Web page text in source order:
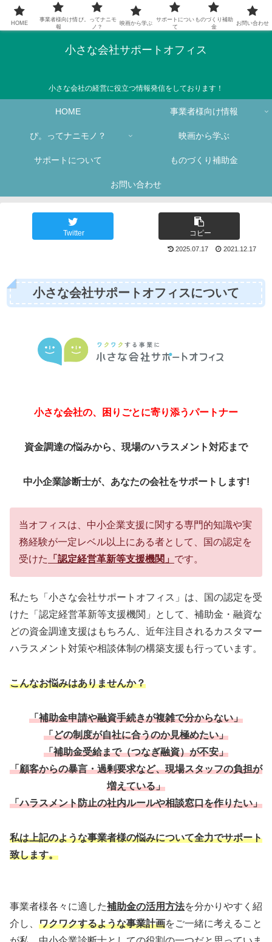
小さな会社サポートオフィス
小さな会社の経営に役立つ情報発信をしております！
HOME 事業者様向け情報
ぴ。ってナニモノ？ 映画から学ぶ
サポートについて ものづくり補助金
お問い合わせ
Twitter コピー
2025.07.17 2021.12.17
小さな会社サポートオフィスについて
小さな会社の、困りごとに寄り添うパートナー
資金調達の悩みから、現場のハラスメント対応まで
中小企業診断士が、あなたの会社をサポートします!
当オフィスは、中小企業支援に関する専門的知識や実
務経験が一定レベル以上にある者として、国の認定を
受けた
「認定経営革新等支援機関」 です。
私たち「小さな会社サポートオフィス」は、国の認定を受
けた「認定経営革新等支援機関」として、補助金・融資な
どの資金調達支援はもちろん、近年注目されるカスタマー
ハラスメント対策や相談体制の構築支援も行っています。
こんなお悩みはありませんか？
「補助金申請や融資手続きが複雑で分からない」
「どの制度が自社に合うのか見極めたい」
「補助金受給まで（つなぎ融資）が不安」
「顧客からの暴言・過剰要求など、現場スタッフの負担が
増えている」
「ハラスメント防止の社内ルールや相談窓口を作りたい」
私は上記のような事業者様の悩みについて全力でサポート
致します。
事業者様各々に適した補助金の活用方法を分かりやすく紹
介し、 ワクワクするような事業計画をご一緒に考えること
HOME
事業者様向け情
報
ぴ。ってナニモ
ノ？
映画から学ぶ
サポートについ
て
ものづくり補助
金
お問い合わせ